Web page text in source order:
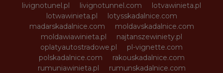
livignotunel.pl
livignotunnel.com
lotvawinieta.pl
lotwawinieta.pl
lotysskadalnice.com
madarskadalnice.com
moldavskadalnice.com
moldawiawinieta.pl
najtanszewiniety.pl
oplatyautostradowe.pl
pl-vignette.com
polskadalnice.com
rakouskadalnice.com
rumuniawinieta.pl
rumunskadalnice.com